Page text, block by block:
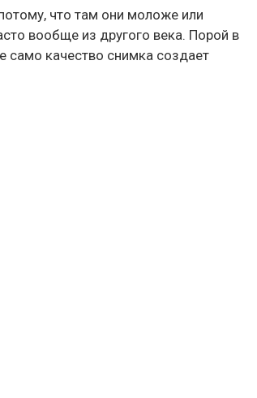
что там они моложе или
вообще из другого века. Порой в
само качество снимка создает